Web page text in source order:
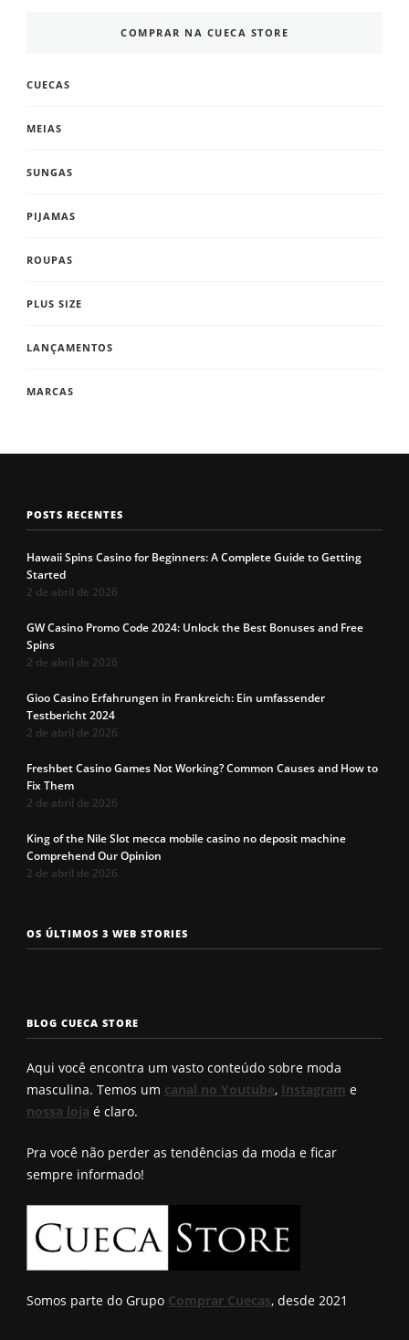
COMPRAR NA CUECA STORE
CUECAS
MEIAS
SUNGAS
PIJAMAS
ROUPAS
PLUS SIZE
LANÇAMENTOS
MARCAS
POSTS RECENTES
Hawaii Spins Casino for Beginners: A Complete Guide to Getting
Started
2 de abril de 2026
GW Casino Promo Code 2024: Unlock the Best Bonuses and Free
Spins
2 de abril de 2026
Gioo Casino Erfahrungen in Frankreich: Ein umfassender
Testbericht 2024
2 de abril de 2026
Freshbet Casino Games Not Working? Common Causes and How to
Fix Them
2 de abril de 2026
King of the Nile Slot mecca mobile casino no deposit machine
Comprehend Our Opinion
2 de abril de 2026
OS ÚLTIMOS 3 WEB STORIES
Os 7 tipos de
rosto
Cueca com
enchimento
a cueca
Roberto
BLOG CUECA STORE
Aqui você encontra um vasto conteúdo sobre moda
masculina. Temos um canal no Youtube, Instagram e
nossa loja é claro.
Pra você não perder as tendências da moda e ficar
sempre informado!
Somos parte do Grupo Comprar Cuecas, desde 2021